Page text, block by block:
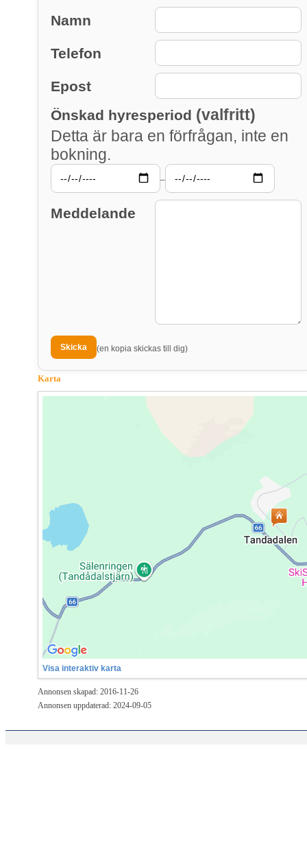
Namn
Telefon
Epost
Önskad hyresperiod (valfritt)
Detta är bara en förfrågan, inte en
bokning.
–
Meddelande
(en kopia skickas till dig)
Karta
Visa interaktiv karta
Annonsen skapad: 2016-11-26
Annonsen uppdaterad: 2024-09-05